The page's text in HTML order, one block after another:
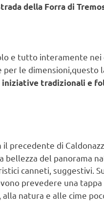
della Forra di
e tutto interamente
le dimensioni,questo
iniziative tradizionali e
il precedente di
bellezza del panorama
canneti, suggestivi.
prevedere una tappa
natura e alle cime